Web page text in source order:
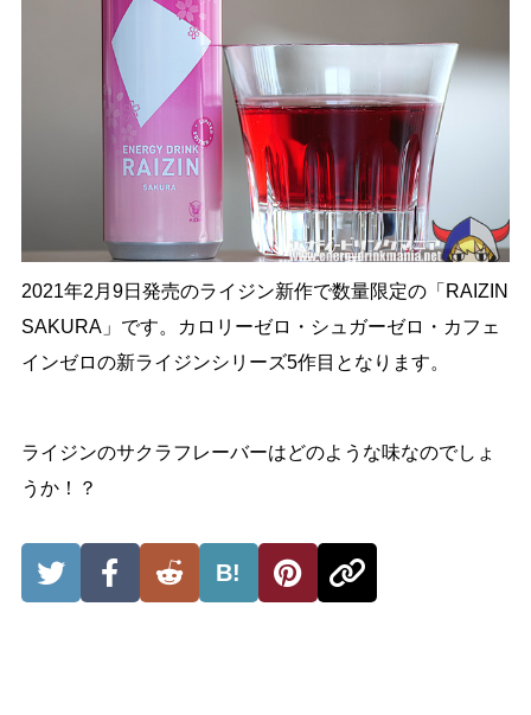
2021年2月9日発売のライジン新作で数量限定の「RAIZIN
SAKURA」です。カロリーゼロ・シュガーゼロ・カフェ
インゼロの新ライジンシリーズ5作目となります。
ライジンのサクラフレーバーはどのような味なのでしょ
うか！？
B!